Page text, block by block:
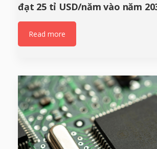
đạt 25 tỉ USD/năm vào năm
Read more